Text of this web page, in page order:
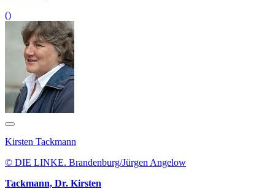
()
Kirsten Tackmann
© DIE LINKE. Brandenburg/Jürgen Angelow
Tackmann, Dr. Kirsten